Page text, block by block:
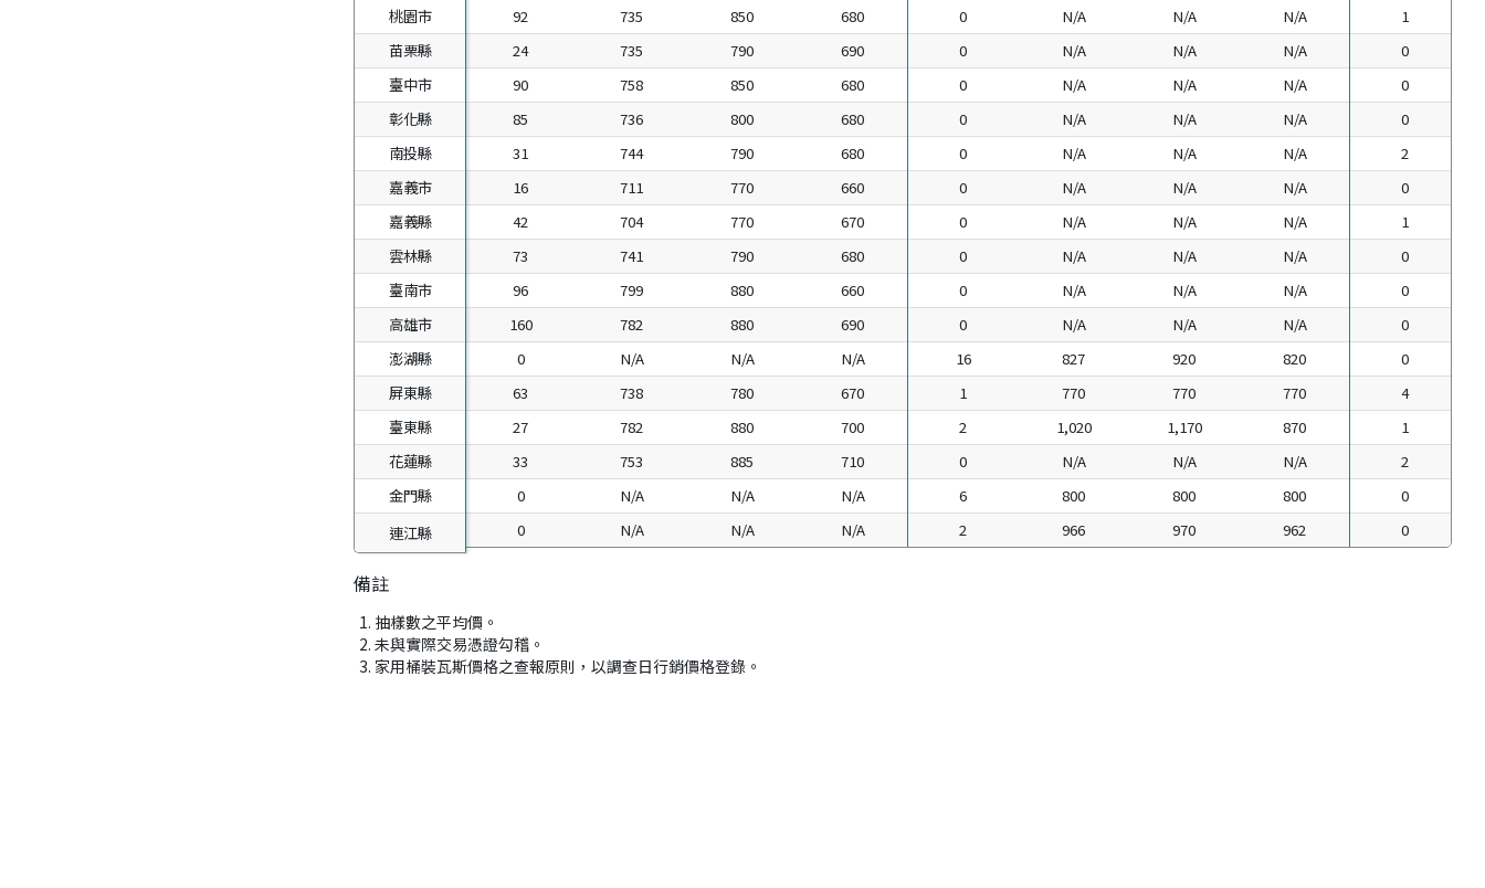
桃園市
苗栗縣
臺中市
彰化縣
南投縣
嘉義市
嘉義縣
雲林縣
臺南市
高雄市
澎湖縣
屏東縣
臺東縣
花蓮縣
金門縣
連江縣
桃園市
92 735 850 680 0 N/A N/A N/A
1
苗栗縣
24 735 790 690 0 N/A N/A N/A
0
臺中市
90 758 850 680 0 N/A N/A N/A
0
彰化縣
85 736 800 680 0 N/A N/A N/A
0
南投縣
31 744 790 680 0 N/A N/A N/A
2
嘉義市
16 711 770 660 0 N/A N/A N/A
0
嘉義縣
42 704 770 670 0 N/A N/A N/A
1
雲林縣
73 741 790 680 0 N/A N/A N/A
0
臺南市
96 799 880 660 0 N/A N/A N/A
0
高雄市
160 782 880 690 0 N/A N/A N/A
0
澎湖縣
0 N/A N/A N/A 16 827 920 820
0
屏東縣
63 738 780 670 1 770 770 770
4
臺東縣
27 782 880 700 2 1,020 1,170 870
1
花蓮縣
33 753 885 710 0 N/A N/A N/A
2
金門縣
0 N/A N/A N/A 6 800 800 800
0
連江縣
0 N/A N/A N/A 2 966 970 962 0
備註
抽樣數之平均價。
未與實際交易憑證勾稽。
家用桶裝瓦斯價格之查報原則，以調查日行銷價格登錄。